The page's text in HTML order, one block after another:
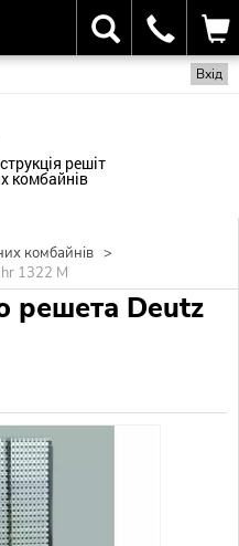
Вхід
решіт
комбайнів
комбайнів >
1322 М
решета Deutz